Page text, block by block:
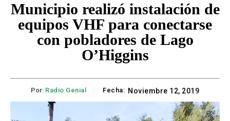
Municipio realizó instalación de
equipos VHF para conectarse
con pobladores de Lago
O’Higgins
Por: Radio Genial Fecha: Noviembre 12, 2019